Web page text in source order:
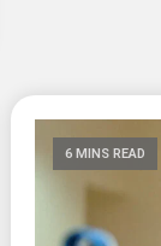
6 MINS READ